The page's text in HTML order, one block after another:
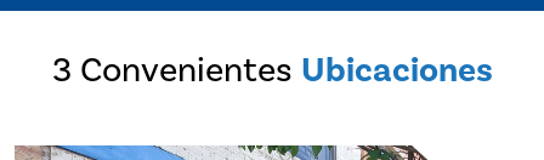
3 Convenientes Ubicaciones